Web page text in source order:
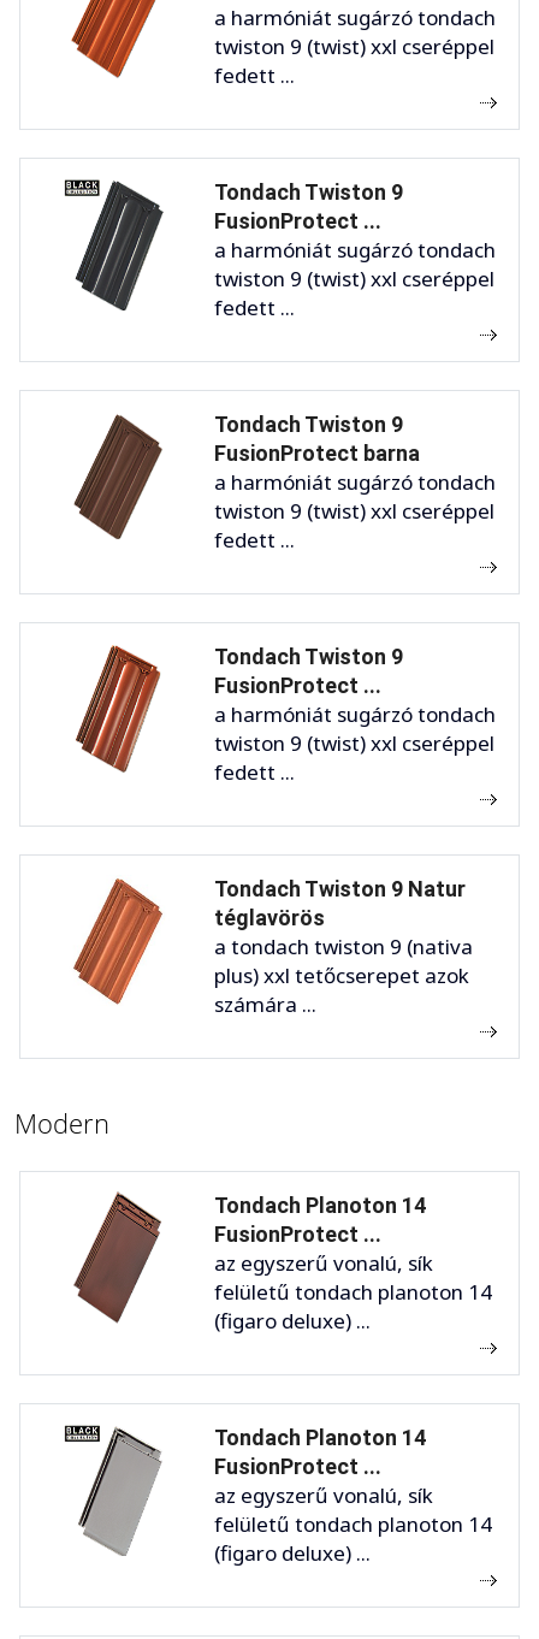
a harmóniát sugárzó tondach
twiston 9 (twist) xxl cseréppel
fedett ...
Tondach Twiston 9
FusionProtect ...
a harmóniát sugárzó tondach
twiston 9 (twist) xxl cseréppel
fedett ...
Tondach Twiston 9
FusionProtect barna
a harmóniát sugárzó tondach
twiston 9 (twist) xxl cseréppel
fedett ...
Tondach Twiston 9
FusionProtect ...
a harmóniát sugárzó tondach
twiston 9 (twist) xxl cseréppel
fedett ...
Tondach Twiston 9 Natur
téglavörös
a tondach twiston 9 (nativa
plus) xxl tetőcserepet azok
számára ...
Modern
Tondach Planoton 14
FusionProtect ...
az egyszerű vonalú, sík
felületű tondach planoton 14
(figaro deluxe) ...
Tondach Planoton 14
FusionProtect ...
az egyszerű vonalú, sík
felületű tondach planoton 14
(figaro deluxe) ...